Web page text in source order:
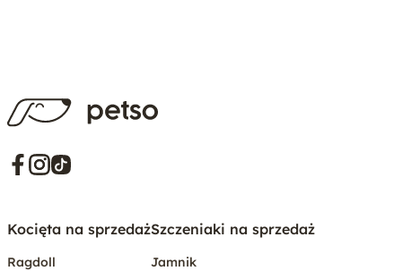
Kocięta na sprzedaż
Ragdoll
Szczeniaki na sprzedaż
Jamnik